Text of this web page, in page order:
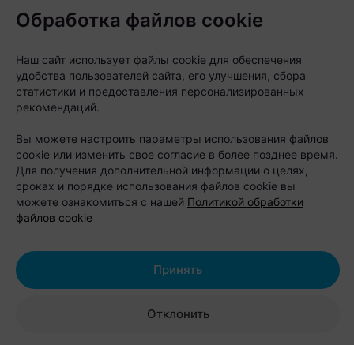
Летом хочется хотя бы на время выключить
рабочие чаты, сменить картинку и оказаться там,
где вместо шума города слышны птицы, вода или
разного отдыха и бюджета: с беседками, банями,
велопрогулками, пляжами, спортом, лесом и
форматами, где можно просто выдохнуть.
База отдыха на воде Robin Hood
(Робин Гуд): где можно жить,
париться и кататься на
Обработка файлов cookie
Наш сайт использует файлы cookie для обеспечения
удобства пользователей сайта, его улучшения, сбора
статистики и предоставления персонализированных
рекомендаций.
Вы можете настроить параметры использования файлов
cookie или изменить свое согласие в более позднее время.
Для получения дополнительной информации о целях,
сроках и порядке использования файлов cookie вы
можете ознакомиться с нашей Политикой обработки
файлов cookie
Отклонить
Принять